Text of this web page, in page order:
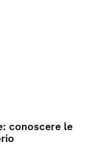
conoscere le